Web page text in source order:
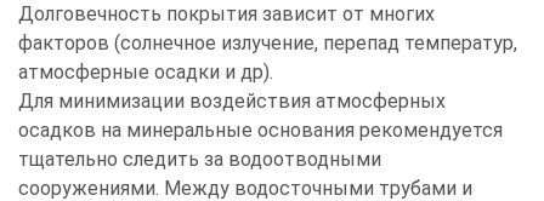
Долговечность покрытия зависит от многих
факторов (солнечное излучение, перепад температур,
атмосферные осадки и др).
Для минимизации воздействия атмосферных
осадков на минеральные основания рекомендуется
тщательно следить за водоотводными
сооружениями. Между водосточными трубами и